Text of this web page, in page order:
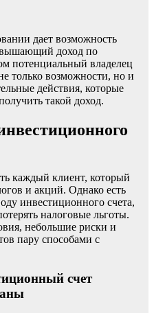
дает возможность
доход по
потенциальный владелец
только возможности, но и
действия, которые
такой доход.
каждый клиент, который
и акций. Однако есть
инвестиционного счета,
налоговые льготы.
небольшие риски и
пару способами с
счет